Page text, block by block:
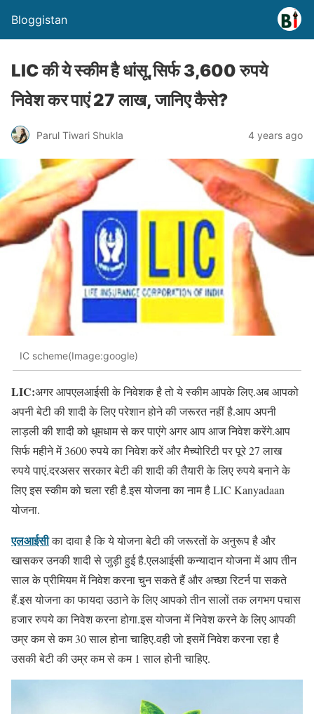
Bloggistan
LIC की ये स्कीम है धांसू,सिर्फ 3,600 रुपये
निवेश कर पाएं 27 लाख, जानिए कैसे?
Parul Tiwari Shukla 4 years ago
IC scheme(Image:google)
LIC:अगर आपएलआईसी के निवेशक है तो ये स्कीम आपके लिए.अब आपको
अपनी बेटी की शादी के लिए परेशान होने की जरूरत नहीं है.आप अपनी
लाड़ली की शादी को धूमधाम से कर पाएंगे अगर आप आज निवेश करेंगे.आप
सिर्फ महीने में 3600 रुपये का निवेश करें और मैच्योरिटी पर पूरे 27 लाख
रुपये पाएं.दरअसर सरकार बेटी की शादी की तैयारी के लिए रुपये बनाने के
लिए इस स्कीम को चला रही है.इस योजना का नाम है LIC Kanyadaan
योजना.
एलआईसीका दावा है कि ये योजना बेटी की जरूरतों के अनुरूप है और
खासकर उनकी शादी से जुड़ी हुई है.एलआईसी कन्यादान योजना में आप तीन
साल के प्रीमियम में निवेश करना चुन सकते हैं और अच्छा रिटर्न पा सकते
हैं.इस योजना का फायदा उठाने के लिए आपको तीन सालों तक लगभग पचास
हजार रुपये का निवेश करना होगा.इस योजना में निवेश करने के लिए आपकी
उम्र कम से कम 30 साल होना चाहिए.वही जो इसमें निवेश करना रहा है
उसकी बेटी की उम्र कम से कम 1 साल होनी चाहिए.